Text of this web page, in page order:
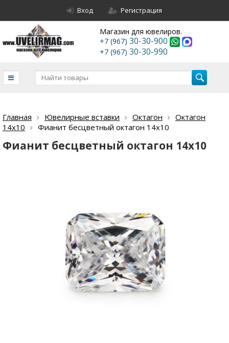
Вход Регистрация
Магазин для ювелиров.
+7 (967) 30-30-900
+7 (967) 30-30-990
Главная Ювелирные вставки Октагон
Октагон
14х10
Фианит бесцветный октагон 14х10
Фианит бесцветный октагон 14х10